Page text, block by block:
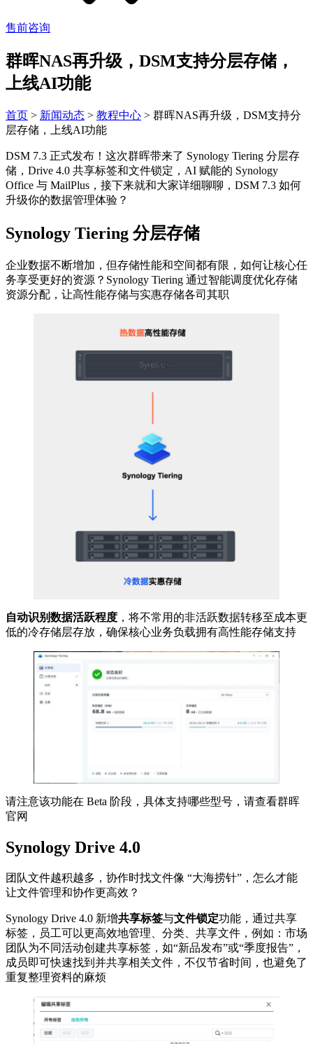
售前咨询
群晖NAS再升级，DSM支持分层存储，
上线AI功能
首页 > 新闻动态 > 教程中心 > 群晖NAS再升级，DSM支持分
层存储，上线AI功能
DSM 7.3 正式发布！这次群晖带来了 Synology Tiering 分层存
储，Drive 4.0 共享标签和文件锁定，AI 赋能的 Synology
Office 与 MailPlus，接下来就和大家详细聊聊，DSM 7.3 如何
升级你的数据管理体验？
Synology Tiering 分层存储
企业数据不断增加，但存储性能和空间都有限，如何让核心任
务享受更好的资源？Synology Tiering 通过智能调度优化存储
资源分配，让高性能存储与实惠存储各司其职
自动识别数据活跃程度 ，将不常用的非活跃数据转移至成本更
低的冷存储层存放，确保核心业务负载拥有高性能存储支持
请注意该功能在 Beta 阶段，具体支持哪些型号，请查看群晖
官网
Synology Drive 4.0
团队文件越积越多，协作时找文件像 “大海捞针”，怎么才能
让文件管理和协作更高效？
Synology Drive 4.0 新增共享标签与文件锁定功能，通过共享
标签，员工可以更高效地管理、分类、共享文件，例如：市场
团队为不同活动创建共享标签，如“新品发布”或“季度报告”，
成员即可快速找到并共享相关文件，不仅节省时间，也避免了
重复整理资料的麻烦